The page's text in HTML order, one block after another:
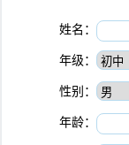
姓名：
年级：
性别：
年龄：